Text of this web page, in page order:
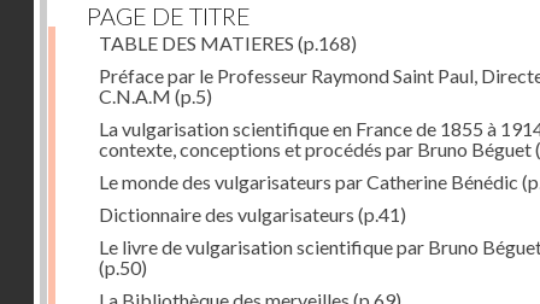
PAGE DE TITRE
TABLE DES MATIERES (p.168)
Préface par le Professeur Raymond Saint Paul,
C.N.A.M (p.5)
La vulgarisation scientifique en France de 1855 à
contexte, conceptions et procédés par Bruno Béguet
Le monde des vulgarisateurs par Catherine Bénédic
Dictionnaire des vulgarisateurs (p.41)
Le livre de vulgarisation scientifique par Bruno
(p.50)
La Bibliothèque des merveilles (p.69)